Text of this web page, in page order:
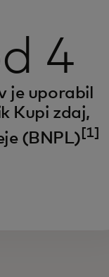
4
je uporabil
Kupi zdaj,
(BNPL) [1]